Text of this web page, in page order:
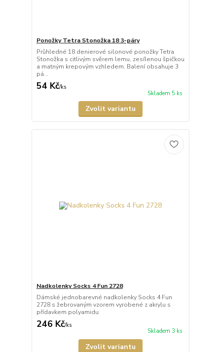
Ponožky Tetra Stonožka 18 3-páry
Průhledné 18 denierové silonové ponožky Tetra
Stonožka s citlivým svěrem lemu, zesílenou špičkou
a matným krepovým vzhledem. Balení obsahuje 3
pá...
54 Kč/ks
Skladem 5 ks
Zvolit variantu
Nadkolenky Socks 4 Fun 2728
Dámské jednobarevné nadkolenky Socks 4 Fun
2728 s žebrovaným vzorem vyrobené z akrylu s
přídavkem polyamidu.
246 Kč/ks
Skladem 3 ks
Zvolit variantu